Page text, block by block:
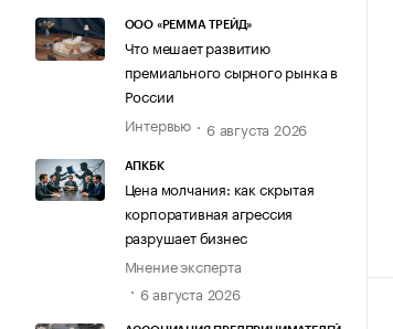
ООО «РЕММА ТРЕЙД»
Что мешает развитию
премиального сырного рынка в
России
Интервью
6 августа 2026
АПКБК
Цена молчания: как скрытая
корпоративная агрессия
разрушает бизнес
Мнение эксперта
6 августа 2026